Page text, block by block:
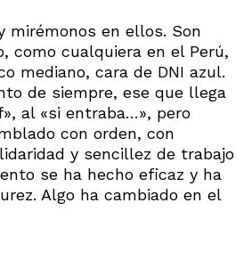
mirémonos en ellos. Son
como cualquiera en el Perú,
mediano, cara de DNI azul.
de siempre, ese que llega
al «si entraba…», pero
con orden, con
y sencillez de trabajo
se ha hecho eficaz y ha
Algo ha cambiado en el